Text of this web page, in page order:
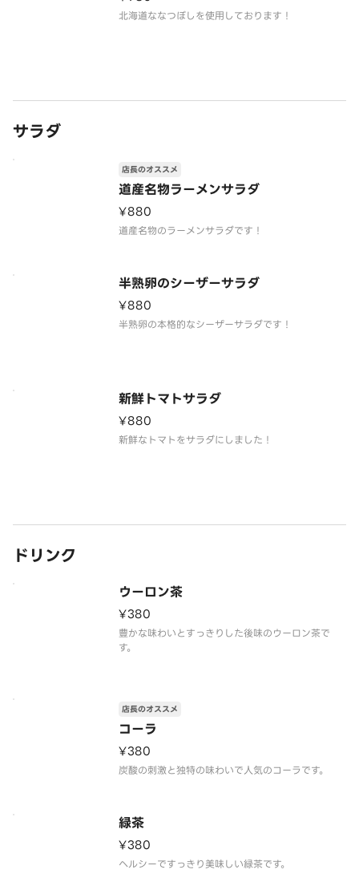
北海道ななつぼしを使用しております！
サラダ
道産名物ラーメンサラダ
店長のオススメ
¥880
道産名物のラーメンサラダです！
半熟卵のシーザーサラダ
¥880
半熟卵の本格的なシーザーサラダです！
新鮮トマトサラダ
¥880
新鮮なトマトをサラダにしました！
ドリンク
ウーロン茶
¥380
豊かな味わいとすっきりした後味のウーロン茶で
す。
コーラ
店長のオススメ
¥380
炭酸の刺激と独特の味わいで人気のコーラです。
緑茶
¥380
ヘルシーですっきり美味しい緑茶です。